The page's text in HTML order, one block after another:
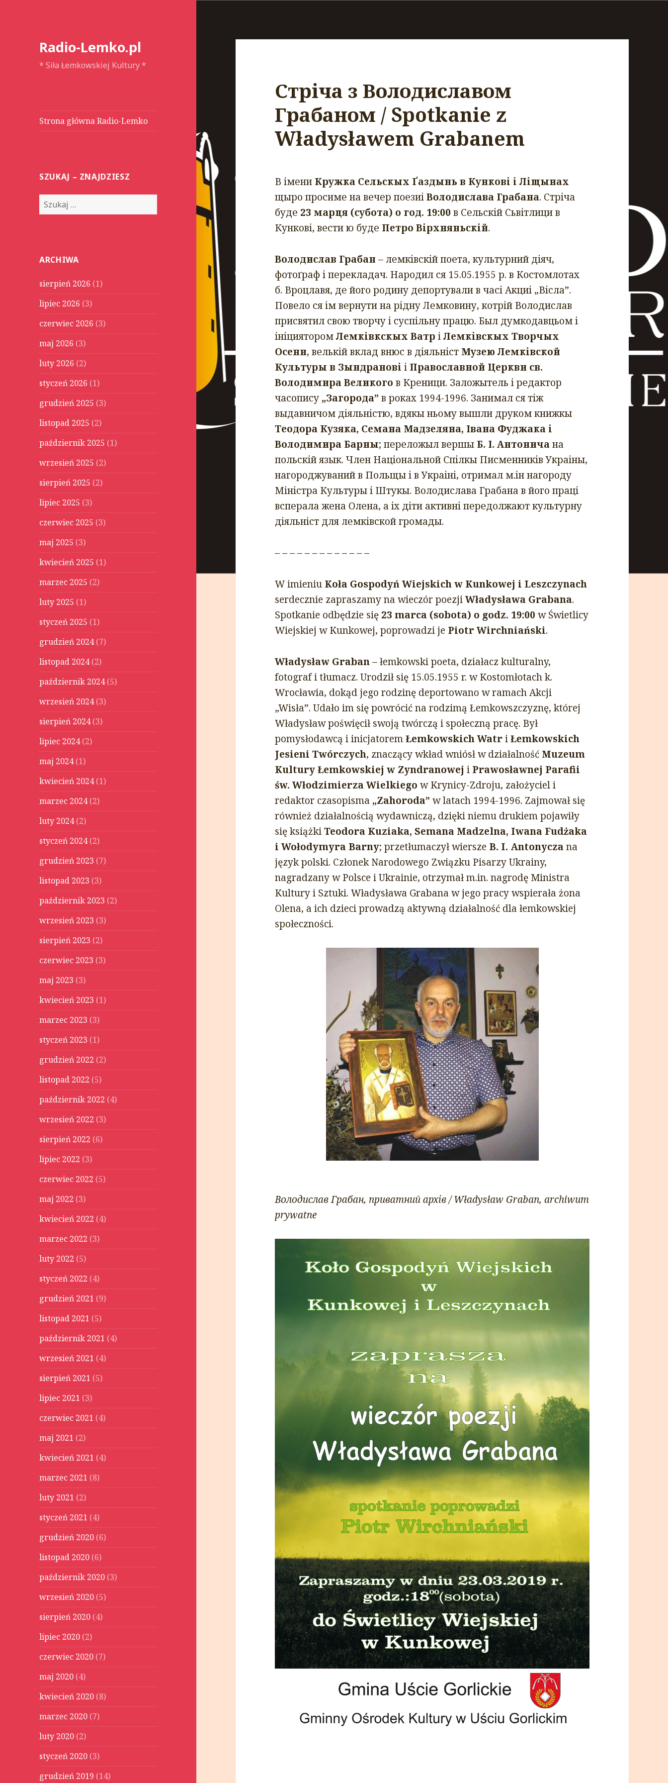
Radio-Lemko.pl
* Siła Łemkowskiej Kultury *
Strona główna Radio-Lemko
SZUKAJ – ZNAJDZIESZ
S
z
j
ARCHIWA
sierpień 2026 (1)
lipiec 2026 (3)
czerwiec 2026 (3)
maj 2026 (3)
luty 2026 (2)
styczeń 2026 (1)
grudzień 2025 (3)
listopad 2025 (2)
październik 2025 (1)
wrzesień 2025 (2)
sierpień 2025 (2)
lipiec 2025 (3)
czerwiec 2025 (3)
maj 2025 (3)
kwiecień 2025 (1)
marzec 2025 (2)
luty 2025 (1)
styczeń 2025 (1)
grudzień 2024(7)
listopad 2024(2)
październik 2024(5)
wrzesień 2024(3)
sierpień 2024(3)
lipiec 2024(2)
maj 2024(1)
kwiecień 2024(1)
marzec 2024(2)
luty 2024(2)
styczeń 2024(2)
grudzień 2023 (7)
listopad 2023 (3)
październik 2023 (2)
wrzesień 2023 (3)
sierpień 2023 (2)
czerwiec 2023 (3)
maj 2023 (3)
kwiecień 2023 (1)
marzec 2023 (3)
styczeń 2023 (1)
grudzień 2022 (2)
listopad 2022 (5)
październik 2022 (4)
wrzesień 2022 (3)
sierpień 2022 (6)
lipiec 2022 (3)
czerwiec 2022 (5)
maj 2022 (3)
kwiecień 2022 (4)
marzec 2022 (3)
luty 2022 (5)
styczeń 2022 (4)
grudzień 2021 (9)
listopad 2021 (5)
październik 2021 (4)
wrzesień 2021 (4)
sierpień 2021 (5)
lipiec 2021 (3)
czerwiec 2021 (4)
maj 2021 (2)
kwiecień 2021 (4)
marzec 2021 (8)
luty 2021 (2)
styczeń 2021 (4)
grudzień 2020 (6)
listopad 2020 (6)
październik 2020 (3)
wrzesień 2020 (5)
sierpień 2020 (4)
lipiec 2020 (2)
czerwiec 2020 (7)
maj 2020 (4)
kwiecień 2020 (8)
marzec 2020 (7)
luty 2020 (2)
styczeń 2020 (3)
grudzień 2019 (14)
Стріча з Володиславом
Грабаном / Spotkanie z
Władysławem Grabanem
В імени Кружка Сельскых Ґаздынь в Кункові і Ліщынах
щыро просиме на вечер поезиіВолодислава Грабана. Стріча
буде 23 марця (субота) о год. 19:00 в Сельскій Сьвітлици в
Кункові, вести ю буде Петро Вірхняньскій.
Володислав Грабан – лемківскій поета, культурний діяч,
фотоґраф і перекладач. Народил ся 15.05.1955 р. в Костомлотах
б. Вроцлавя, де його родину депортували в часі Акциі „Вісла”.
Повело ся ім вернути на рідну Лемковину, котрій Володислав
присвятил свою творчу і суспільну працю. Был думкодавцьом і
ініцияторомЛемківкскых Ватр іЛемківскых Творчых
Осени, велькій вклад внюс в діяльніст Музею Лемківской
Культуры в Зындранові і Православной Церкви св.
Володимира Великого в Креници. Заложытель і редактор
часопису „Загорода” в роках 1994-1996. Занимал ся тіж
выдавничом діяльністю, вдякы ньому вышли друком книжкы
Теодора Кузяка, Семана Мадзеляна, Івана Фуджака і
Володимира Барны; переложыл вершы Б. І. Антоничана
польскій язык. Член Національной Спілкы Писменників Украіны,
нагороджуваний в Польщы і в Украіні, отримал м.ін нагороду
Міністра Культуры і Штукы. Володислава Грабана в його праці
всперала жена Олена, а іх діти активні передолжают культурну
діяльніст для лемківской громады.
– – – – – – – – – – – – –
W imieniu Koła Gospodyń Wiejskich w Kunkowej i Leszczynach
serdecznie zapraszamy na wieczór poezjiWładysława Grabana.
Spotkanie odbędzie się 23 marca (sobota) o godz. 19:00 w Świetlicy
Wiejskiej w Kunkowej, poprowadzi je Piotr Wirchniański.
Władysław Graban– łemkowski poeta, działacz kulturalny,
fotograf i tłumacz. Urodził się 15.05.1955 r. w Kostomłotach k.
Wrocławia, dokąd jego rodzinę deportowano w ramach Akcji
„Wisła”. Udało im się powrócić na rodzimą Łemkowszczyznę, której
Władysław poświęcił swoją twórczą i społeczną pracę. Był
pomysłodawcą i inicjatoremŁemkowskich WatriŁemkowskich
Jesieni Twórczych, znaczący wkład wniósł w działalność Muzeum
Kultury Łemkowskiej w Zyndranowej i Prawosławnej Parafii
św. Włodzimierza Wielkiego w Krynicy-Zdroju, założyciel i
redaktor czasopisma „Zahoroda” w latach 1994-1996. Zajmował się
również działalnością wydawniczą, dzięki niemu drukiem pojawiły
się książkiTeodora Kuziaka, Semana Madzelna, Iwana Fudżaka
i Wołodymyra Barny; przetłumaczył wiersze B. I. Antonycza na
język polski. Członek Narodowego Związku Pisarzy Ukrainy,
nagradzany w Polsce i Ukrainie, otrzymał m.in. nagrodę Ministra
Kultury i Sztuki. Władysława Grabana w jego pracy wspierała żona
Olena, a ich dzieci prowadzą aktywną działalność dla łemkowskiej
społeczności.
Володислав Грабан, приватний архів / Władysław Graban, archiwum
prywatne